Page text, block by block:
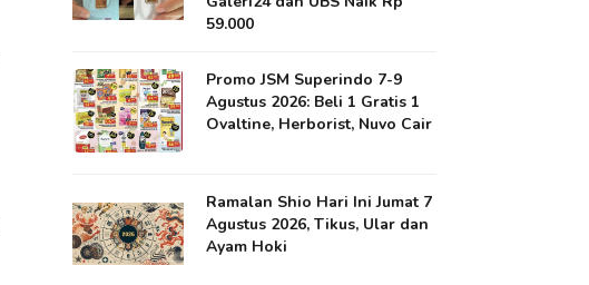
59.000
Promo JSM Superindo 7-9
Agustus 2026: Beli 1 Gratis 1
Ovaltine, Herborist, Nuvo Cair
Ramalan Shio Hari Ini Jumat 7
Agustus 2026, Tikus, Ular dan
Ayam Hoki